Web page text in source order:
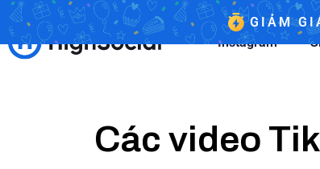
GIẢM
Instagram
Các video